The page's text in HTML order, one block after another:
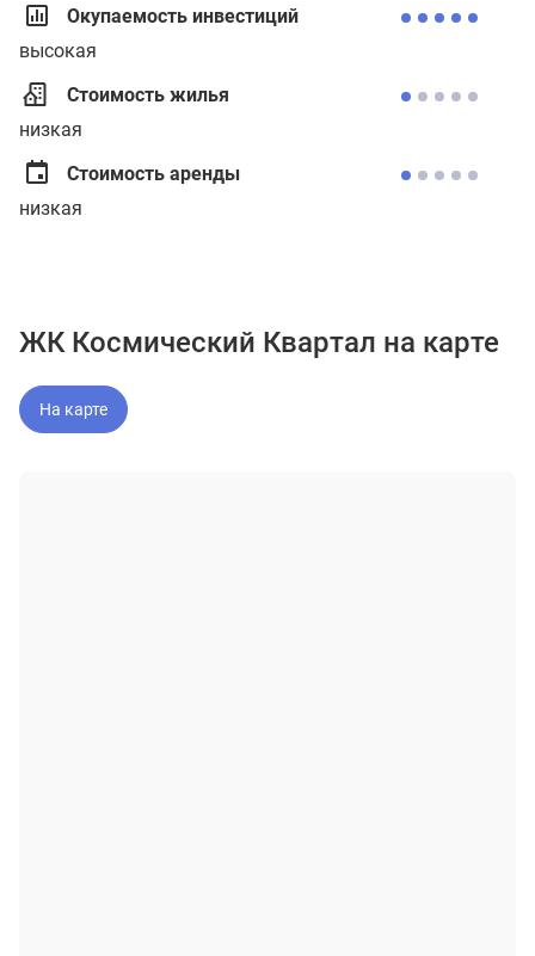
Окупаемость инвестиций
высокая
Стоимость жилья
низкая
Стоимость аренды
низкая
ЖК Космический Квартал на карте
На карте